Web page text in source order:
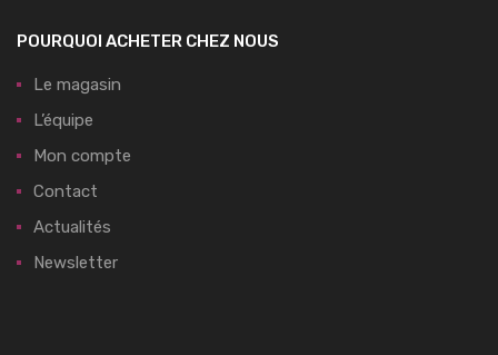
POURQUOI ACHETER CHEZ NOUS
Le magasin
L’équipe
Mon compte
Contact
Actualités
Newsletter